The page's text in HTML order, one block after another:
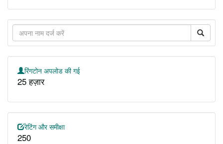
रिंगटोन अपलोड की गई
25 हज़ार
रेटिंग और समीक्षा
250